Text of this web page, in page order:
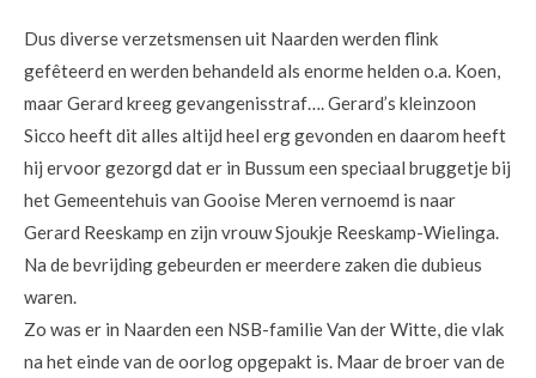
Dus diverse verzetsmensen uit Naarden werden flink
gefêteerd en werden behandeld als enorme helden o.a. Koen,
maar Gerard kreeg gevangenisstraf…. Gerard’s kleinzoon
Sicco heeft dit alles altijd heel erg gevonden en daarom heeft
hij ervoor gezorgd dat er in Bussum een speciaal bruggetje bij
het Gemeentehuis van Gooise Meren vernoemd is naar
Gerard Reeskamp en zijn vrouw Sjoukje Reeskamp-Wielinga.
Na de bevrijding gebeurden er meerdere zaken die dubieus
waren.
Zo was er in Naarden een NSB-familie Van der Witte, die vlak
na het einde van de oorlog opgepakt is. Maar de broer van de